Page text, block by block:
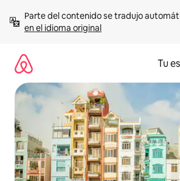
contenido
Parte del contenido se tradujo
en el idioma original
Tu